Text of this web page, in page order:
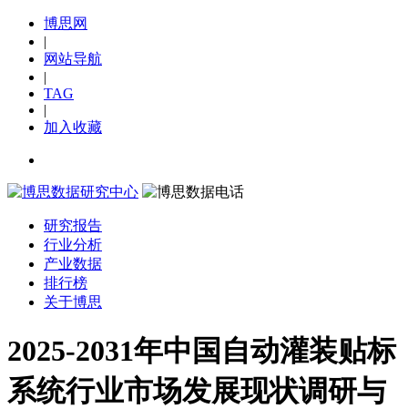
博思网
|
网站导航
|
TAG
|
加入收藏
研究报告
行业分析
产业数据
排行榜
关于博思
2025-2031年中国自动灌装贴标
系统行业市场发展现状调研与